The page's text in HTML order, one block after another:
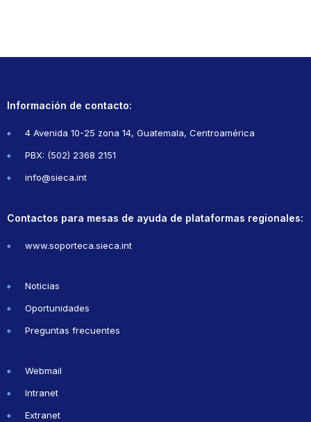
Información de contacto:
4 Avenida 10-25 zona 14, Guatemala, Centroamérica
PBX: (502) 2368 2151
info@sieca.int
Contactos para mesas de ayuda de plataformas regionales:
www.soporteca.sieca.int
Noticias
Oportunidades
Preguntas frecuentes
Webmail
Intranet
Extranet